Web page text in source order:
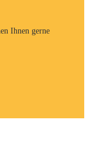
Ihnen gerne